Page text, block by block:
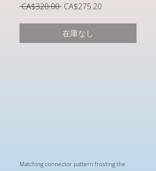
CA$320.00 通
価
格
CA$275.20セ
在庫なし
Matching connector pattern frosting the